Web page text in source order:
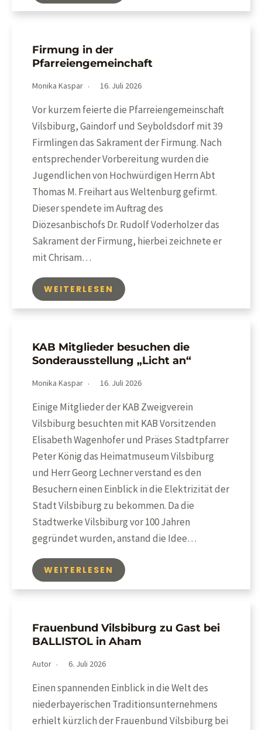
Firmung in der
Pfarreiengemeinchaft
Monika Kaspar 16. Juli 2026
Vor kurzem feierte die Pfarreiengemeinschaft
Vilsbiburg, Gaindorf und Seyboldsdorf mit 39
Firmlingen das Sakrament der Firmung. Nach
entsprechender Vorbereitung wurden die
Jugendlichen von Hochwürdigen Herrn Abt
Thomas M. Freihart aus Weltenburg gefirmt.
Dieser spendete im Auftrag des
Diözesanbischofs Dr. Rudolf Voderholzer das
Sakrament der Firmung, hierbei zeichnete er
mit Chrisam…
WEITERLESEN
KAB Mitglieder besuchen die
Sonderausstellung „Licht an“
Monika Kaspar 16. Juli 2026
Einige Mitglieder der KAB Zweigverein
Vilsbiburg besuchten mit KAB Vorsitzenden
Elisabeth Wagenhofer und Präses Stadtpfarrer
Peter König das Heimatmuseum Vilsbiburg
und Herr Georg Lechner verstand es den
Besuchern einen Einblick in die Elektrizität der
Stadt Vilsbiburg zu bekommen. Da die
Stadtwerke Vilsbiburg vor 100 Jahren
gegründet wurden, anstand die Idee…
WEITERLESEN
Frauenbund Vilsbiburg zu Gast bei
BALLISTOL in Aham
Autor 6. Juli 2026
Einen spannenden Einblick in die Welt des
niederbayerischen Traditionsunternehmens
erhielt kürzlich der Frauenbund Vilsbiburg bei